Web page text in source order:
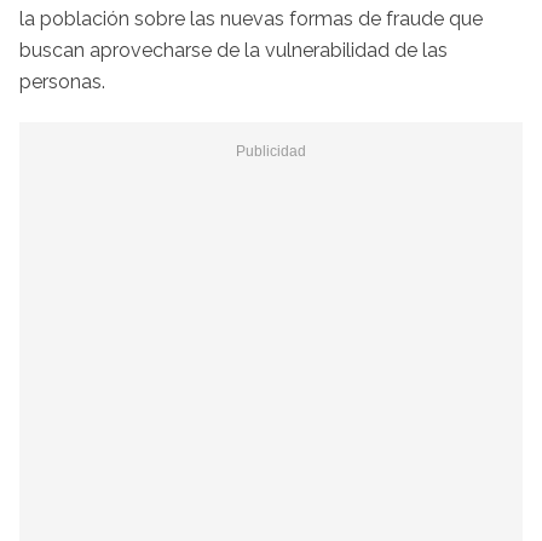
la población sobre las nuevas formas de fraude que
buscan aprovecharse de la vulnerabilidad de las
personas.